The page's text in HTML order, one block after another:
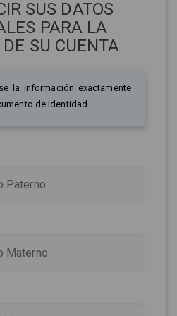
SUS DATOS
PARA LA
SU CUENTA
la información exactamente
de Identidad.